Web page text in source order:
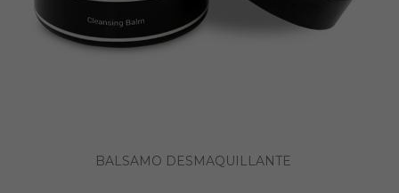
BALSAMO DESMAQUILLANTE